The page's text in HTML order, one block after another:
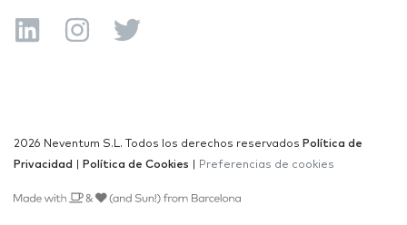
2026 Neventum S.L. Todos los derechos reservados Política de
Privacidad
Política de Cookies Preferencias de cookies